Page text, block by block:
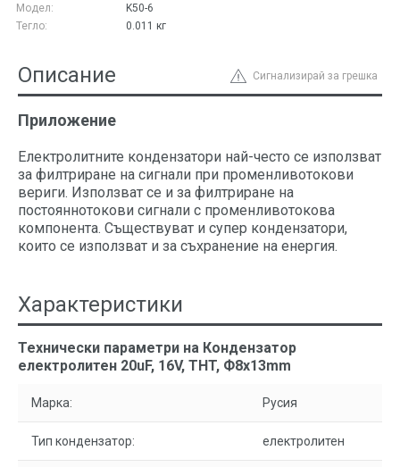
Модел:
K50-6
Тегло:
0.011 кг
Сигнализирай за грешка
Описание
Приложение
Електролитните кондензатори най-често се използват
за филтриране на сигнали при променливотокови
вериги. Използват се и за филтриране на
постояннотокови сигнали с променливотокова
компонента. Съществуват и супер кондензатори,
които се използват и за съхранение на енергия.
Характеристики
Технически параметри на Кондензатор
електролитен 20uF, 16V, THT, Ф8x13mm
Марка: Русия
Тип кондензатор: електролитен